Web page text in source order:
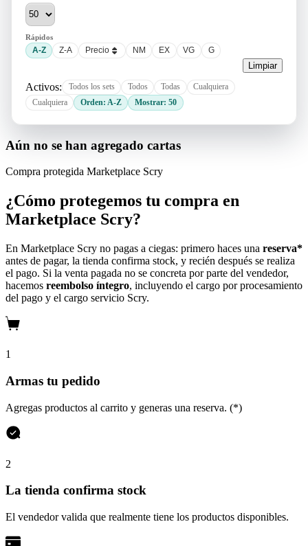
Rápidos
A-Z Z-A Precio NM EX VG G
Limpiar
Activos: Todos los sets Todos Todas
Cualquiera
Cualquiera
Orden: A-Z Mostrar: 50
Aún no se han agregado cartas
Compra protegida Marketplace Scry
¿Cómo protegemos tu compra en
Marketplace Scry?
En Marketplace Scry no pagas a ciegas: primero haces una reserva*
antes de pagar, la tienda confirma stock, y recién después se realiza
el pago. Si la venta pagada no se concreta por parte del vendedor,
hacemos reembolso íntegro, incluyendo el cargo por procesamiento
del pago y el cargo servicio Scry.
1
Armas tu pedido
Agregas productos al carrito y generas una reserva. (*)
2
La tienda confirma stock
El vendedor valida que realmente tiene los productos disponibles.